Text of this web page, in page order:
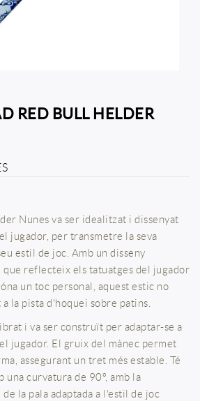
RED BULL HELDER
Nunes va ser idealitzat i dissenyat
jugador, per transmetre la seva
estil de joc. Amb un disseny
que reflecteix els tatuatges del jugador
un toc personal, aquest estic no
a la pista d'hoquei sobre patins.
i va ser construït per adaptar-se a
jugador. El gruix del mànec permet
assegurant un tret més estable. Té
una curvatura de 90º, amb la
la pala adaptada a l'estil de joc